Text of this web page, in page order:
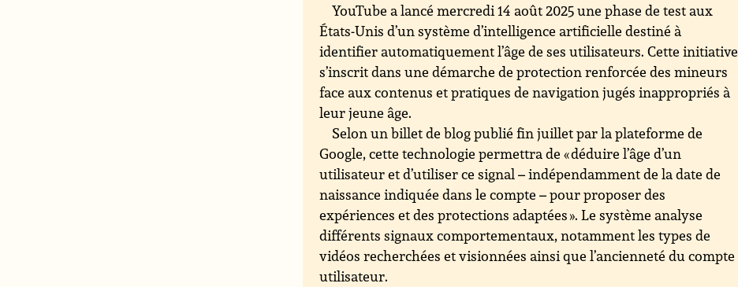
YouTube a lancé mercredi 14 août 2025 une phase de test aux
États-Unis d’un système d’intelligence artificielle destiné à
identifier automatiquement l’âge de ses utilisateurs. Cette initiative
s’inscrit dans une démarche de protection renforcée des mineurs
face aux contenus et pratiques de navigation jugés inappropriés à
leur jeune âge.
Selon un billet de blog publié fin juillet par la plateforme de
Google, cette technologie permettra de « déduire l’âge d’un
utilisateur et d’utiliser ce signal – indépendamment de la date de
naissance indiquée dans le compte – pour proposer des
expériences et des protections adaptées ». Le système analyse
différents signaux comportementaux, notamment les types de
vidéos recherchées et visionnées ainsi que l’ancienneté du compte
utilisateur.